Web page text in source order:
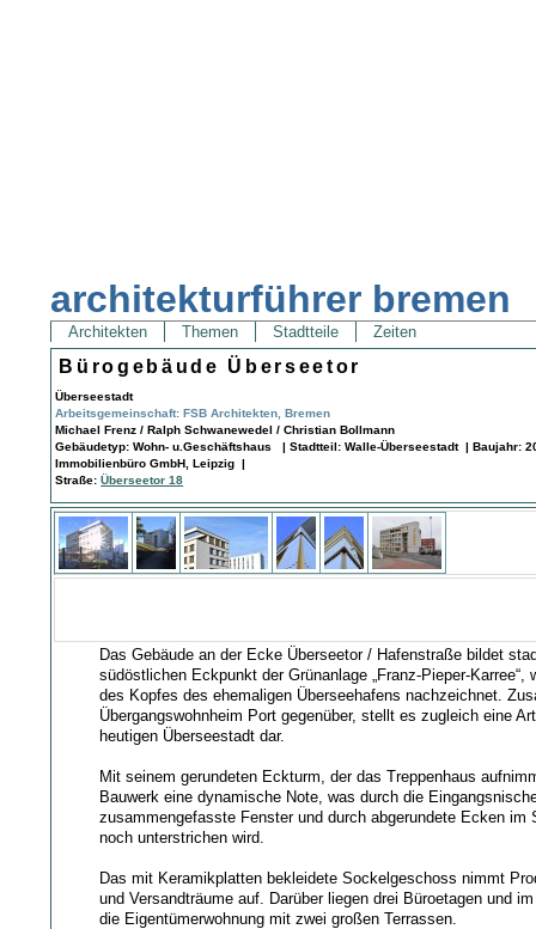
architekturführer bremen
Architekten Themen Stadtteile Zeiten
Bürogebäude Überseetor
Überseestadt
Arbeitsgemeinschaft: FSB Architekten, Bremen
Michael Frenz / Ralph Schwanewedel / Christian Bollmann
Gebäudetyp: Wohn- u.Geschäftshaus | Stadtteil: Walle-Überseestadt | Baujahr:
Immobilienbüro GmbH, Leipzig |
Straße:Überseetor 18
Das Gebäude an der Ecke Überseetor / Hafenstraße bildet
südöstlichen Eckpunkt der Grünanlage „Franz-Pieper-Karree“,
des Kopfes des ehemaligen Überseehafens nachzeichnet.
Übergangswohnheim Port gegenüber, stellt es zugleich eine
heutigen Überseestadt dar.
Mit seinem gerundeten Eckturm, der das Treppenhaus
Bauwerk eine dynamische Note, was durch die
zusammengefasste Fenster und durch abgerundete Ecken im
noch unterstrichen wird.
Das mit Keramikplatten bekleidete Sockelgeschoss nimmt
und Versandträume auf. Darüber liegen drei Büroetagen und
die Eigentümerwohnung mit zwei großen Terrassen.